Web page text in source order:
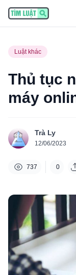
Luật khác
Thủ tục
máy
Trà Ly
12/06/2023
737 0